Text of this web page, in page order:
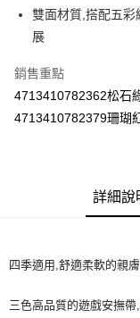
相關說明
AFTEE先享後付是「在
１．簡單：不需註冊會
２．便利：只要手機號
２．訂單成立數日內，
３．收到繳費通知簡訊
ATM／網路銀行／等多
後付繳納相關費用。
是否繳費成功／繳費後
ATM付款
全家取貨付款
每筆NT$60，滿
每筆NT$60，滿
雙面材質,搭配五
展
銷售重點
4713410782362松石
4713410782379珊瑚
詳細說
四季適用,舒適柔軟的親
三色高品質的遊戲安撫